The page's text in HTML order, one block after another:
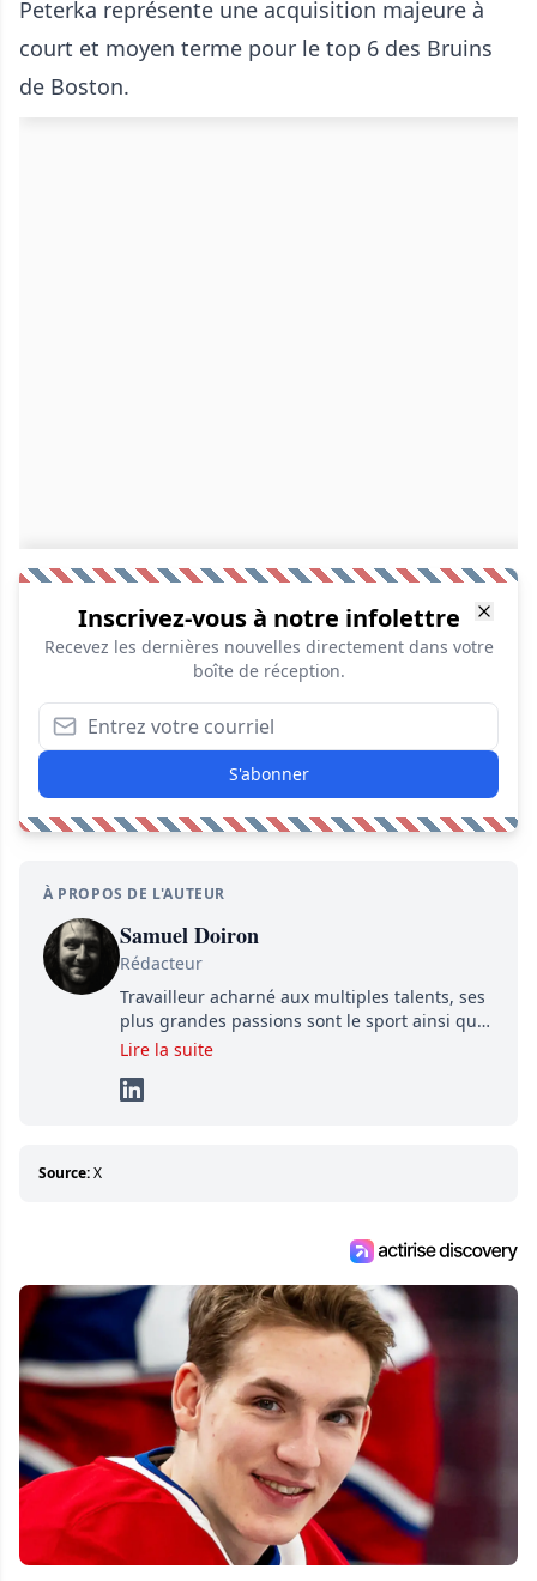
Peterka représente une acquisition majeure à
court et moyen terme pour le top 6 des Bruins
de Boston.
Inscrivez-vous à notre infolettre
Recevez les dernières nouvelles directement dans votre
boîte de réception.
S'abonner
À PROPOS DE L'AUTEUR
Samuel Doiron
Rédacteur
Travailleur acharné aux multiples talents, ses
plus grandes passions sont le sport ainsi que
le showbizz de la belle province et ailleurs. Il
détermination pour parvenir à se démarquer.
Lire la suite
Source:X